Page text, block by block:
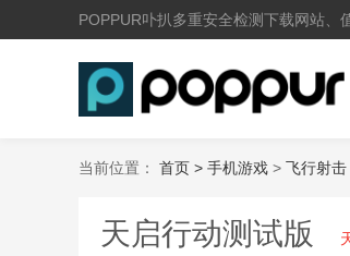
POPPUR卟扒多重安全检测下载网站、
当前位置： 首页 > 手机游戏 > 飞行射击
天启行动测试版